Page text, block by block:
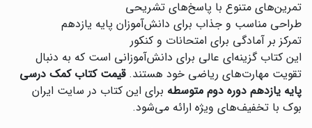
تمرین‌های متنوع با پاسخ‌های تشریحی
طراحی مناسب و جذاب برای دانش‌آموزان پایه یازدهم
تمرکز بر آمادگی برای امتحانات و کنکور
این کتاب گزینه‌ای عالی برای دانش‌آموزانی است که به دنبال
تقویت مهارت‌های ریاضی خود هستند.قیمت کتاب کمک درسی
پایه یازدهم دوره دوم متوسطه برای این کتاب در سایت ایران
بوک با تخفیف‌های ویژه ارائه می‌شود.